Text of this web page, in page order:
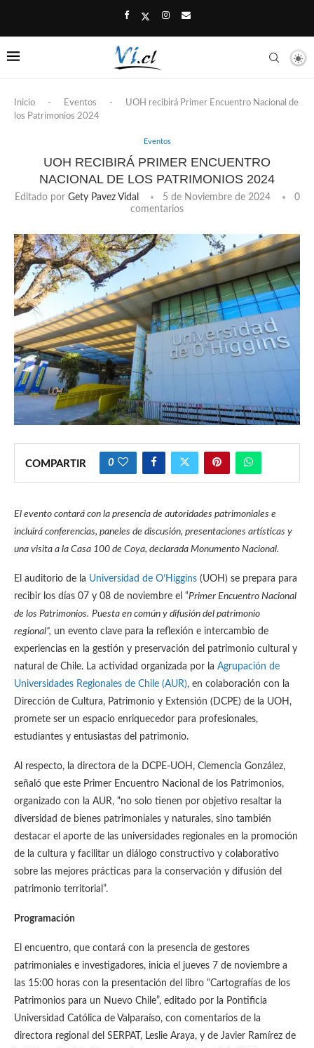
Inicio - Eventos -
UOH recibirá Primer Encuentro Nacional de
los Patrimonios 2024
Eventos
UOH RECIBIRÁ PRIMER ENCUENTRO
NACIONAL DE LOS PATRIMONIOS 2024
Editado por Gety Pavez Vidal 5 de Noviembre de 2024
0
comentarios
COMPARTIR 0
El evento contará con la presencia de autoridades patrimoniales e
incluirá conferencias, paneles de discusión, presentaciones artísticas y
una visita a la Casa 100 de Coya, declarada Monumento Nacional.
El auditorio de la Universidad de O’Higgins (UOH) se prepara para
recibir los días 07 y 08 de noviembre el “Primer Encuentro Nacional
de los Patrimonios. Puesta en común y difusión del patrimonio
regional”, un evento clave para la reflexión e intercambio de
experiencias en la gestión y preservación del patrimonio cultural y
natural de Chile. La actividad organizada por la Agrupación de
Universidades Regionales de Chile (AUR), en colaboración con la
Dirección de Cultura, Patrimonio y Extensión (DCPE) de la UOH,
promete ser un espacio enriquecedor para profesionales,
estudiantes y entusiastas del patrimonio.
Al respecto, la directora de la DCPE-UOH, Clemencia González,
señaló que este Primer Encuentro Nacional de los Patrimonios,
organizado con la AUR, “no solo tienen por objetivo resaltar la
diversidad de bienes patrimoniales y naturales, sino también
destacar el aporte de las universidades regionales en la promoción
de la cultura y facilitar un diálogo constructivo y colaborativo
sobre las mejores prácticas para la conservación y difusión del
patrimonio territorial”.
Programación
El encuentro, que contará con la presencia de gestores
patrimoniales e investigadores, inicia el jueves 7 de noviembre a
las 15:00 horas con la presentación del libro “Cartografías de los
Patrimonios para un Nuevo Chile”, editado por la Pontificia
Universidad Católica de Valparaíso, con comentarios de la
directora regional del SERPAT, Leslie Araya, y de Javier Ramírez de